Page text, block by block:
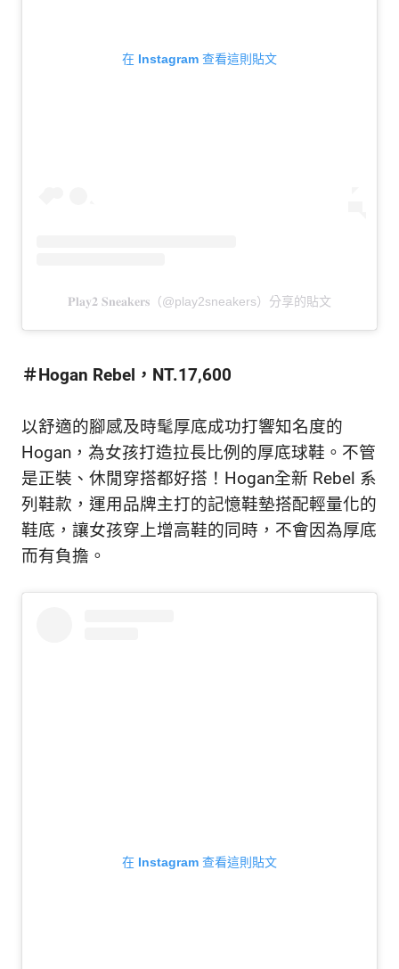
在 Instagram 查看這則貼文
𝐏𝐥𝐚𝐲𝟐 𝐒𝐧𝐞𝐚𝐤𝐞𝐫𝐬（@play2sneakers）分享的貼文
＃Hogan Rebel，NT.17,600
以舒適的腳感及時髦厚底成功打響知名度的
Hogan，為女孩打造拉長比例的厚底球鞋。不管
是正裝、休閒穿搭都好搭！Hogan全新 Rebel 系
列鞋款，運用品牌主打的記憶鞋墊搭配輕量化的
鞋底，讓女孩穿上增高鞋的同時，不會因為厚底
而有負擔。
在 Instagram 查看這則貼文